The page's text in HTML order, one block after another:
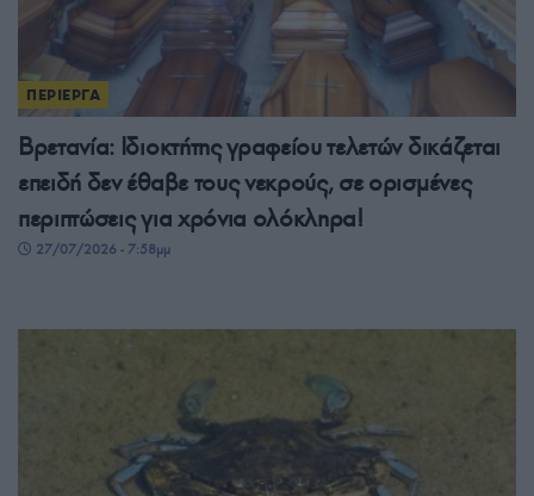
ΠΕΡΙΕΡΓΑ
Βρετανία: Ιδιοκτήτης γραφείου τελετών δικάζεται
επειδή δεν έθαβε τους νεκρούς, σε ορισμένες
περιπτώσεις για χρόνια ολόκληρα!
27/07/2026 - 7:58μμ